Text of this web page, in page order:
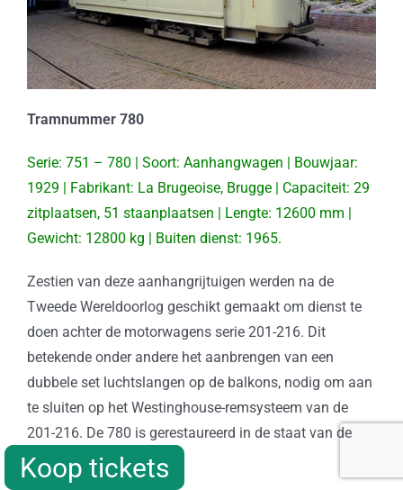
Tramnummer 780
Serie: 751 – 780 | Soort: Aanhangwagen | Bouwjaar:
1929 | Fabrikant: La Brugeoise, Brugge | Capaciteit: 29
zitplaatsen, 51 staanplaatsen | Lengte: 12600 mm |
Gewicht: 12800 kg | Buiten dienst: 1965.
Zestien van deze aanhangrijtuigen werden na de
Tweede Wereldoorlog geschikt gemaakt om dienst te
doen achter de motorwagens serie 201-216. Dit
betekende onder andere het aanbrengen van een
dubbele set luchtslangen op de balkons, nodig om aan
te sluiten op het Westinghouse-remsysteem van de
201-216. De 780 is gerestaureerd in de staat van de
jaren vijftig.
Koop tickets
Koop tickets